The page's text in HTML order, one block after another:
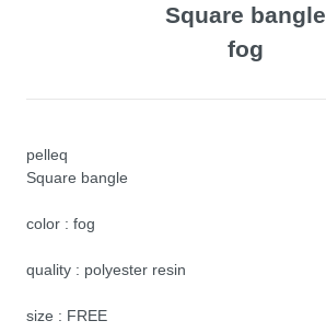
Square bangle
fog
pelleq
Square bangle
color : fog
quality : polyester resin
size : FREE